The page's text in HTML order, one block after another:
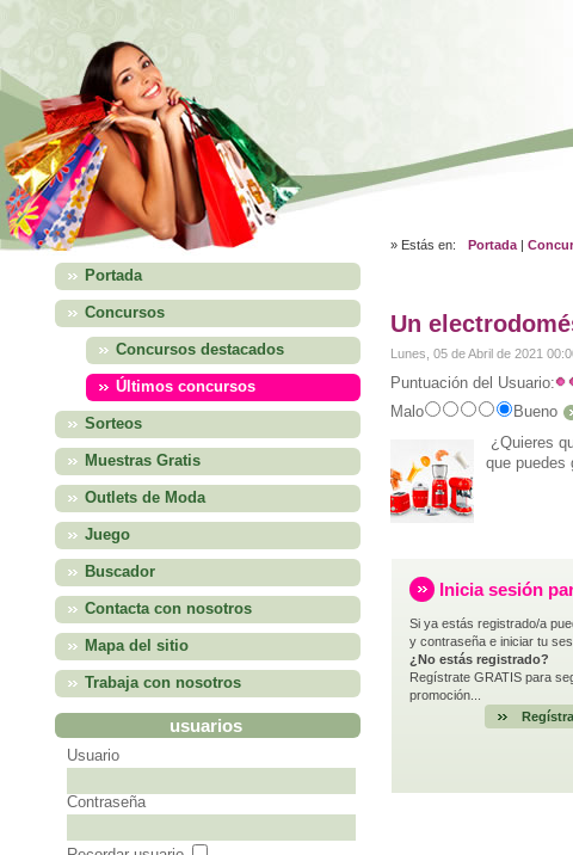
Portada
Concursos
Concursos destacados
Últimos concursos
Sorteos
Muestras Gratis
Outlets de Moda
Juego
Buscador
Contacta con nosotros
Mapa del sitio
Trabaja con nosotros
usuarios
Usuario
Contraseña
» Estás en: Portada |
Un
Lunes, 05 de Abril de 2021
Puntuación del Usuario:
Malo
Bueno
¿Quieres
que puedes
Inicia sesión
Si ya estás registrado/a
y contraseña e iniciar tu
¿No estás registrado?
Regístrate GRATIS para
promoción...